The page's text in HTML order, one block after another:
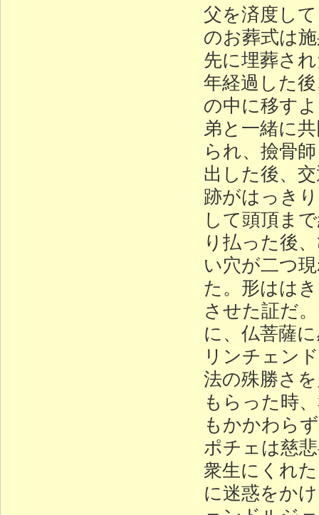
父を済度し
のお葬式は
先に埋葬さ
年経過した
の中に移す
弟と一緒に
られ、撿骨
出した後、
跡がはっき
して頭頂ま
り払った後
い穴が二つ
た。形はは
させた証だ
に、仏菩薩
リンチェン
法の殊勝さ
もらった時
もかかわら
ポチェは慈
衆生にくれ
に迷惑をか